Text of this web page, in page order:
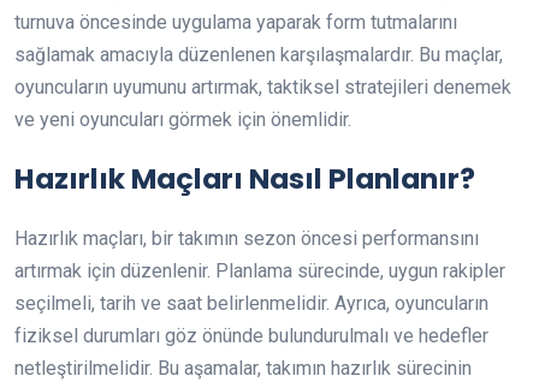
turnuva öncesinde uygulama yaparak form tutmalarını
sağlamak amacıyla düzenlenen karşılaşmalardır. Bu maçlar,
oyuncuların uyumunu artırmak, taktiksel stratejileri denemek
ve yeni oyuncuları görmek için önemlidir.
Hazırlık Maçları Nasıl Planlanır?
Hazırlık maçları, bir takımın sezon öncesi performansını
artırmak için düzenlenir. Planlama sürecinde, uygun rakipler
seçilmeli, tarih ve saat belirlenmelidir. Ayrıca, oyuncuların
fiziksel durumları göz önünde bulundurulmalı ve hedefler
netleştirilmelidir. Bu aşamalar, takımın hazırlık sürecinin